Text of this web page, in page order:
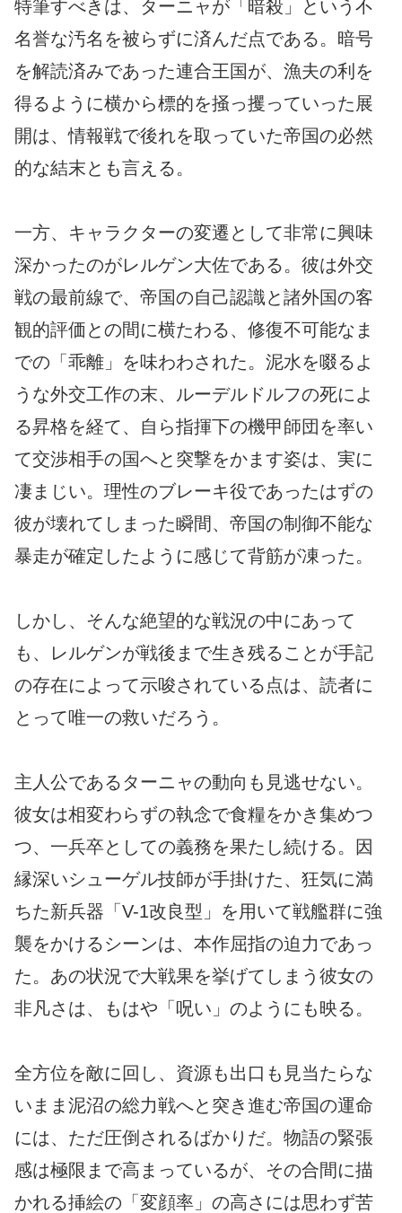
特筆すべきは、ターニャが「暗殺」という不
名誉な汚名を被らずに済んだ点である。暗号
を解読済みであった連合王国が、漁夫の利を
得るように横から標的を掻っ攫っていった展
開は、情報戦で後れを取っていた帝国の必然
的な結末とも言える。
一方、キャラクターの変遷として非常に興味
深かったのがレルゲン大佐である。彼は外交
戦の最前線で、帝国の自己認識と諸外国の客
観的評価との間に横たわる、修復不可能なま
での「乖離」を味わわされた。泥水を啜るよ
うな外交工作の末、ルーデルドルフの死によ
る昇格を経て、自ら指揮下の機甲師団を率い
て交渉相手の国へと突撃をかます姿は、実に
凄まじい。理性のブレーキ役であったはずの
彼が壊れてしまった瞬間、帝国の制御不能な
暴走が確定したように感じて背筋が凍った。
しかし、そんな絶望的な戦況の中にあって
も、レルゲンが戦後まで生き残ることが手記
の存在によって示唆されている点は、読者に
とって唯一の救いだろう。
主人公であるターニャの動向も見逃せない。
彼女は相変わらずの執念で食糧をかき集めつ
つ、一兵卒としての義務を果たし続ける。因
縁深いシューゲル技師が手掛けた、狂気に満
ちた新兵器「V-1改良型」を用いて戦艦群に強
襲をかけるシーンは、本作屈指の迫力であっ
た。あの状況で大戦果を挙げてしまう彼女の
非凡さは、もはや「呪い」のようにも映る。
全方位を敵に回し、資源も出口も見当たらな
いまま泥沼の総力戦へと突き進む帝国の運命
には、ただ圧倒されるばかりだ。物語の緊張
感は極限まで高まっているが、その合間に描
かれる挿絵の「変顔率」の高さには思わず苦